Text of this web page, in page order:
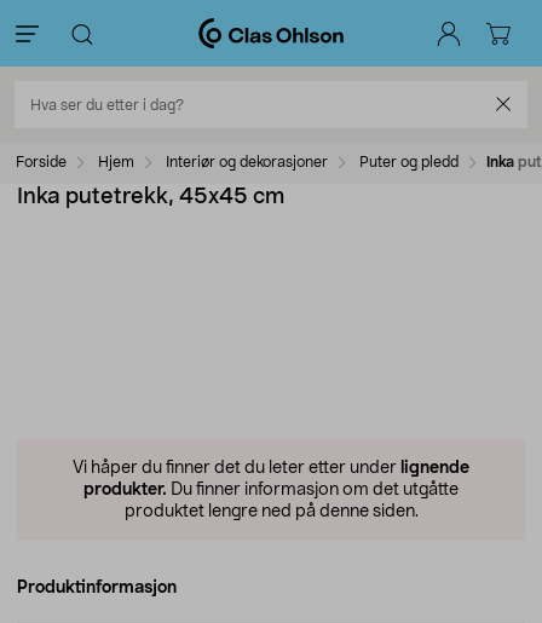
Forside Hjem Interiør og dekorasjoner Puter og pledd Inka
Inka putetrekk, 45x45 cm
Vi håper du finner det du leter etter under lignende
produkter. Du finner informasjon om det utgåtte
produktet lengre ned på denne siden.
Produktinformasjon